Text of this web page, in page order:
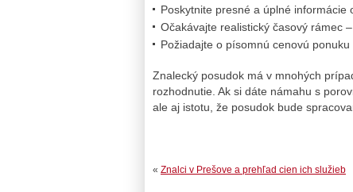
Poskytnite presné a úplné informácie
Očakávajte realistický časový rámec
Požiadajte o písomnú cenovú
Znalecký posudok má v mnohých
rozhodnutie. Ak si dáte námahu s
ale aj istotu, že posudok bude
« Znalci v Prešove a prehľad cien ich služieb